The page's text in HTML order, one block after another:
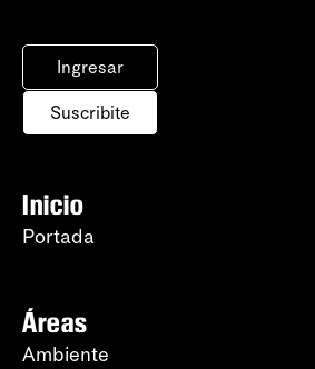
Ingresar
Suscribite
Inicio
Portada
Áreas
Ambiente